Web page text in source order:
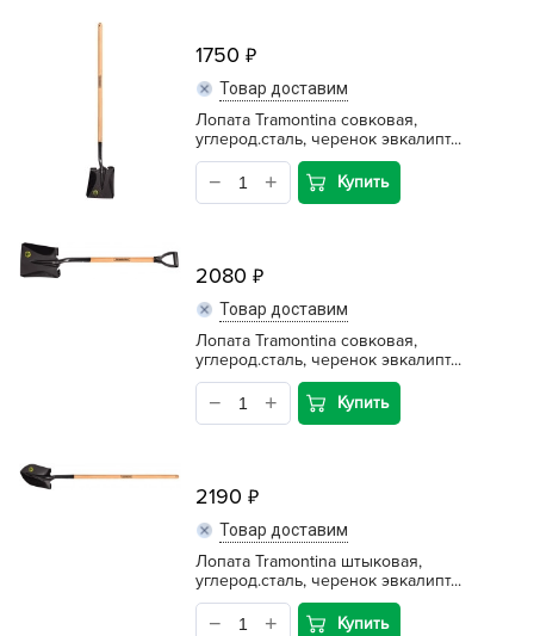
1750
Товар доставим
Лопата Tramontina совковая,
углерод.сталь, черенок эвкалипт...
Купить
2080
Товар доставим
Лопата Tramontina совковая,
углерод.сталь, черенок эвкалипт...
Купить
2190
Товар доставим
Лопата Tramontina штыковая,
углерод.сталь, черенок эвкалипт...
Купить